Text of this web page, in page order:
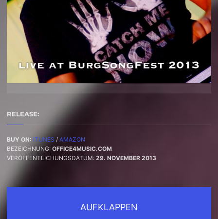
RELEASE:
BUY ON: ITUNES/AMAZON
BEZEICHNUNG:OFFICE4MUSIC.COM
VERÖFFENTLICHUNGSDATUM:29. NOVEMBER 2013
AUFKLAPPEN